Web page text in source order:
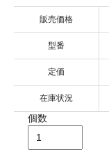
販売価格
型番
定価
在庫状況
個数